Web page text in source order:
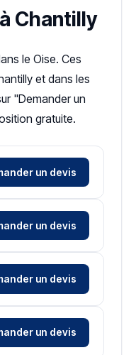
Chantilly
le Oise. Ces
et dans les
"Demander un
gratuite.
un devis
un devis
un devis
un devis